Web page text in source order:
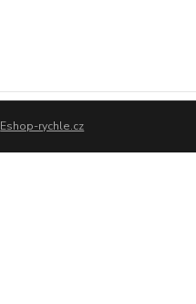
Eshop-rychle.cz